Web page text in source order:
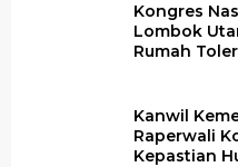
Kongres
Lombok
Rumah
Kanwil
Raperwali
Kepastian